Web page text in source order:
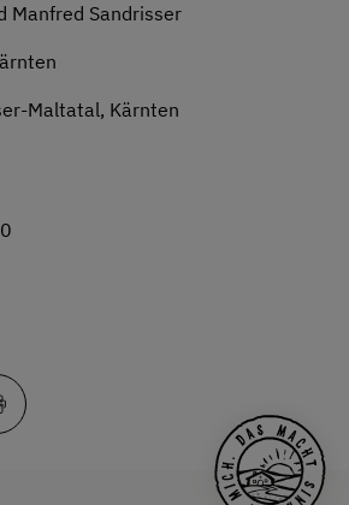
Manfred Sandrisser
Maltatal, Kärnten